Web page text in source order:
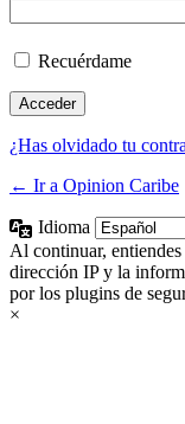
Recuérdame
¿Has olvidado tu
← Ir a Opinion Caribe
Idioma
Al continuar,
dirección IP y la
por los plugins de
×